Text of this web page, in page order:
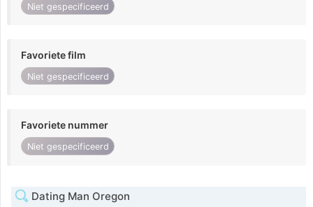
Niet gespecificeerd
Favoriete film
Niet gespecificeerd
Favoriete nummer
Niet gespecificeerd
Dating Man Oregon